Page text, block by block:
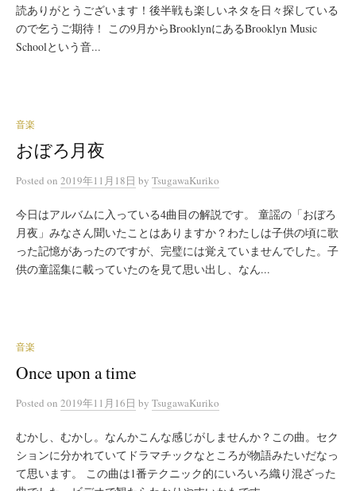
読ありがとうございます！後半戦も楽しいネタを日々探している
ので乞うご期待！ この9月からBrooklynにあるBrooklyn Music
Schoolという音...
音楽
おぼろ月夜
Posted on 2019年11月18日 by TsugawaKuriko
今日はアルバムに入っている4曲目の解説です。 童謡の「おぼろ
月夜」みなさん聞いたことはありますか？わたしは子供の頃に歌
った記憶があったのですが、完璧には覚えていませんでした。子
供の童謡集に載っていたのを見て思い出し、なん...
音楽
Once upon a time
Posted on 2019年11月16日 by TsugawaKuriko
むかし、むかし。なんかこんな感じがしませんか？この曲。セク
ションに分かれていてドラマチックなところが物語みたいだなっ
て思います。 この曲は1番テクニック的にいろいろ織り混ざった